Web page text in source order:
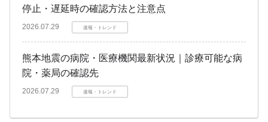
停止・遅延時の確認方法と注意点
2026.07.29 速報・トレンド
熊本地震の病院・医療機関最新状況｜診療可能な病
院・薬局の確認先
2026.07.29 速報・トレンド